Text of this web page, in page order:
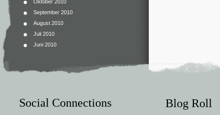
Oktober 2010
September 2010
August 2010
Juli 2010
Juni 2010
Social Connections Blog Roll